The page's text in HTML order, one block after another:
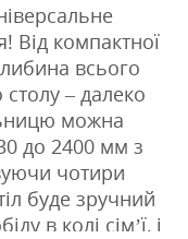
Від компактної
всього
– далеко
можна
до 2400 мм з
чотири
буде зручний
в колі сім’ї, і